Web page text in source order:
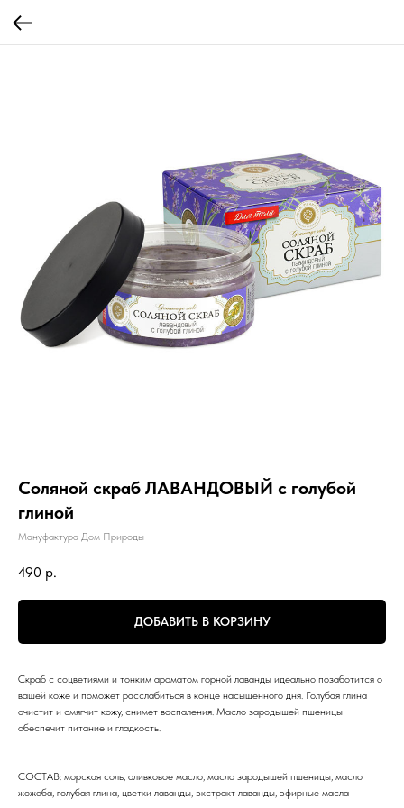
Соляной скраб ЛАВАНДОВЫЙ с голубой
глиной
Мануфактура Дом Природы
490 р.
ДОБАВИТЬ В КОРЗИНУ
Скраб с соцветиями и тонким ароматом горной лаванды идеально позаботится о
вашей коже и поможет расслабиться в конце насыщенного дня. Голубая глина
очистит и смягчит кожу, снимет воспаления. Масло зародышей пшеницы
обеспечит питание и гладкость.
СОСТАВ: морская соль, оливковое масло, масло зародышей пшеницы, масло
жожоба, голубая глина, цветки лаванды, экстракт лаванды, эфирные масла